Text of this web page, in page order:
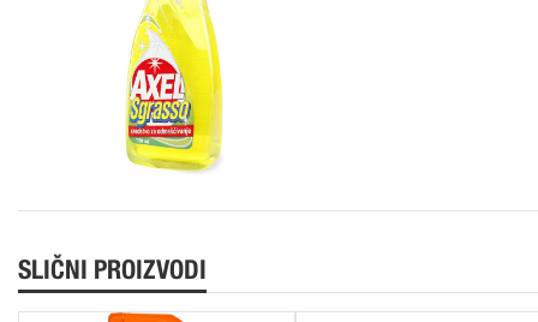
SLIČNI PROIZVODI